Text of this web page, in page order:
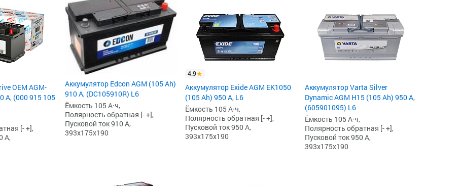
OEM AGM-
А, (000 915 105
[- +],
А,
Аккумулятор Edcon AGM (105 Ah)
910 А, (DC105910R) L6
Ёмкость 105 А·ч,
Полярность обратная [- +],
Пусковой ток 910 А,
393x175x190
4.9
Аккумулятор Exide AGM EK1050
(105 Ah) 950 А, L6
Ёмкость 105 А·ч,
Полярность обратная [- +],
Пусковой ток 950 А,
393x175x190
Аккумулятор Varta Silver
Dynamic AGM H15 (105 Ah) 950 А,
(605901095) L6
Ёмкость 105 А·ч,
Полярность обратная [- +],
Пусковой ток 950 А,
393x175x190